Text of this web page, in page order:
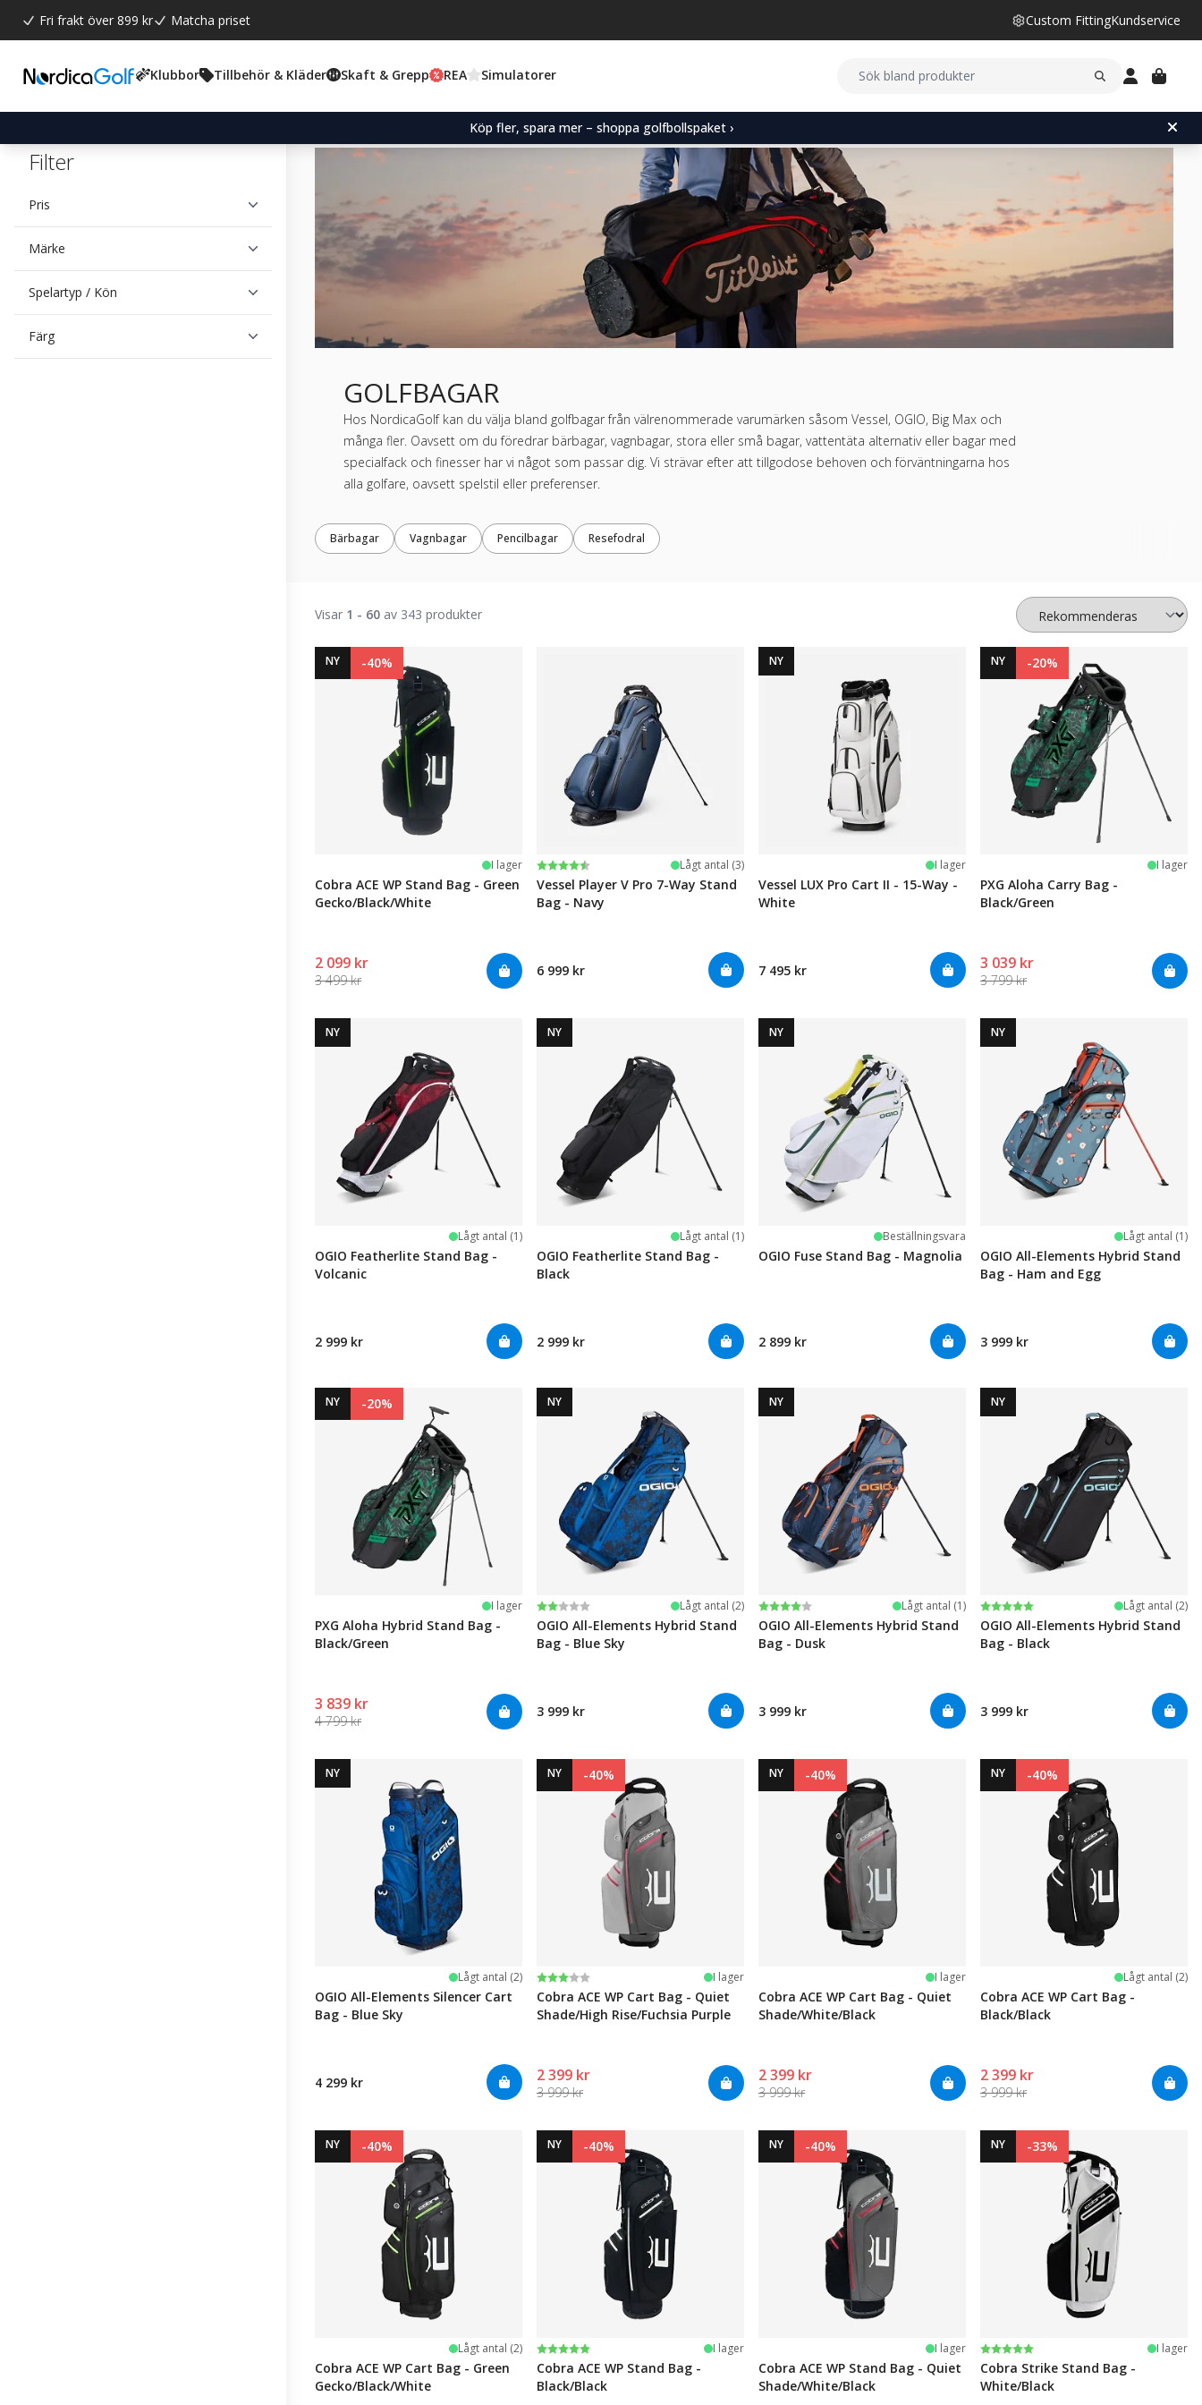
Fri frakt över 899 kr Matcha priset Custom FittingKundservice
Klubbor Tillbehör & Kläder Skaft & Grepp REA Simulatorer
Köp fler, spara mer – shoppa golfbollspaket ›
Filter
Pris
Märke
Spelartyp / Kön
Färg
GOLFBAGAR
Hos NordicaGolf kan du välja bland golfbagar från välrenommerade varumärken såsom Vessel, OGIO, Big Max och
många fler. Oavsett om du föredrar bärbagar, vagnbagar, stora eller små bagar, vattentäta alternativ eller bagar med
specialfack och finesser har vi något som passar dig. Vi strävar efter att tillgodose behoven och förväntningarna hos
alla golfare, oavsett spelstil eller preferenser.
Bärbagar Vagnbagar Pencilbagar Resefodral
Visar 1 - 60 av 343 produkter
NY -40%
I lager
Cobra ACE WP Stand Bag - Green
Gecko/Black/White
2 099 kr
3 499 kr
Betyg:
4.5 utav 5 stjärnor Lågt antal (3)
Vessel Player V Pro 7-Way Stand
Bag - Navy
6 999 kr
NY
I lager
Vessel LUX Pro Cart II - 15-Way -
White
7 495 kr
NY -20%
I lager
PXG Aloha Carry Bag -
Black/Green
3 039 kr
3 799 kr
NY
Lågt antal (1)
OGIO Featherlite Stand Bag -
Volcanic
2 999 kr
NY
Lågt antal (1)
OGIO Featherlite Stand Bag -
Black
2 999 kr
NY
Beställningsvara
OGIO Fuse Stand Bag - Magnolia
2 899 kr
NY
Lågt antal (1)
OGIO All-Elements Hybrid Stand
Bag - Ham and Egg
3 999 kr
NY -20%
I lager
PXG Aloha Hybrid Stand Bag -
Black/Green
3 839 kr
4 799 kr
NY
Betyg:
2.0 utav 5 stjärnor Lågt antal (2)
OGIO All-Elements Hybrid Stand
Bag - Blue Sky
3 999 kr
NY
Betyg:
4.0 utav 5 stjärnor Lågt antal (1)
OGIO All-Elements Hybrid Stand
Bag - Dusk
3 999 kr
NY
Betyg:
5.0 utav 5 stjärnor Lågt antal (2)
OGIO All-Elements Hybrid Stand
Bag - Black
3 999 kr
NY
Lågt antal (2)
OGIO All-Elements Silencer Cart
Bag - Blue Sky
4 299 kr
NY -40%
Betyg:
3.0 utav 5 stjärnor I lager
Cobra ACE WP Cart Bag - Quiet
Shade/High Rise/Fuchsia Purple
2 399 kr
3 999 kr
NY -40%
I lager
Cobra ACE WP Cart Bag - Quiet
Shade/White/Black
2 399 kr
3 999 kr
NY -40%
Lågt antal (2)
Cobra ACE WP Cart Bag -
Black/Black
2 399 kr
3 999 kr
NY -40%
Lågt antal (2)
Cobra ACE WP Cart Bag - Green
Gecko/Black/White
NY -40%
Betyg:
5.0 utav 5 stjärnor I lager
Cobra ACE WP Stand Bag -
Black/Black
NY -40%
I lager
Cobra ACE WP Stand Bag - Quiet
Shade/White/Black
NY -33%
Betyg:
5.0 utav 5 stjärnor I lager
Cobra Strike Stand Bag -
White/Black